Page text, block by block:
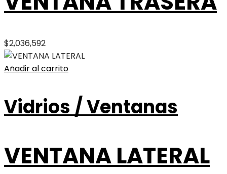
$2,036,592
Añadir al carrito
Vidrios / Ventanas
VENTANA LATERAL